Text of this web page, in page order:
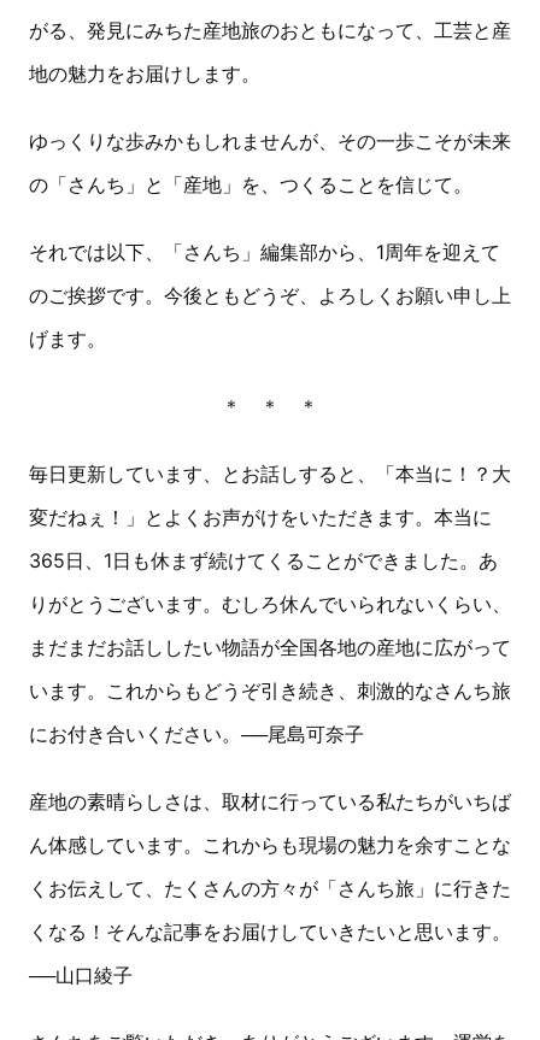
がる、発見にみちた産地旅のおともになって、工芸と産
地の魅力をお届けします。
ゆっくりな歩みかもしれませんが、その一歩こそが未来
の「さんち」と「産地」を、つくることを信じて。
それでは以下、「さんち」編集部から、1周年を迎えて
のご挨拶です。今後ともどうぞ、よろしくお願い申し上
げます。
＊ ＊ ＊
毎日更新しています、とお話しすると、「本当に！？大
変だねぇ！」とよくお声がけをいただきます。本当に
365日、1日も休まず続けてくることができました。あ
りがとうございます。むしろ休んでいられないくらい、
まだまだお話ししたい物語が全国各地の産地に広がって
います。これからもどうぞ引き続き、刺激的なさんち旅
にお付き合いください。──尾島可奈子
産地の素晴らしさは、取材に行っている私たちがいちば
ん体感しています。これからも現場の魅力を余すことな
くお伝えして、たくさんの方々が「さんち旅」に行きた
くなる！そんな記事をお届けしていきたいと思います。
──山口綾子